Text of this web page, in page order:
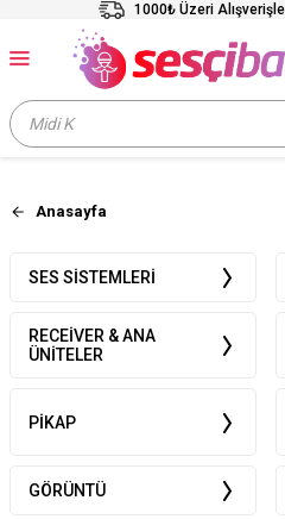
1000₺ Üzeri
Anasayfa
SES SISTEMLERI
RECEIVER & ANA
ÜNITELER
PIKAP
GÖRÜNTÜ